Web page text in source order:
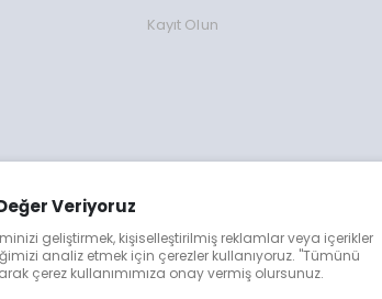
Veriyoruz
geliştirmek, kişiselleştirilmiş reklamlar veya içerikler
analiz etmek için çerezler kullanıyoruz. "Tümünü
çerez kullanımımıza onay vermiş olursunuz.
Kayıt Olun